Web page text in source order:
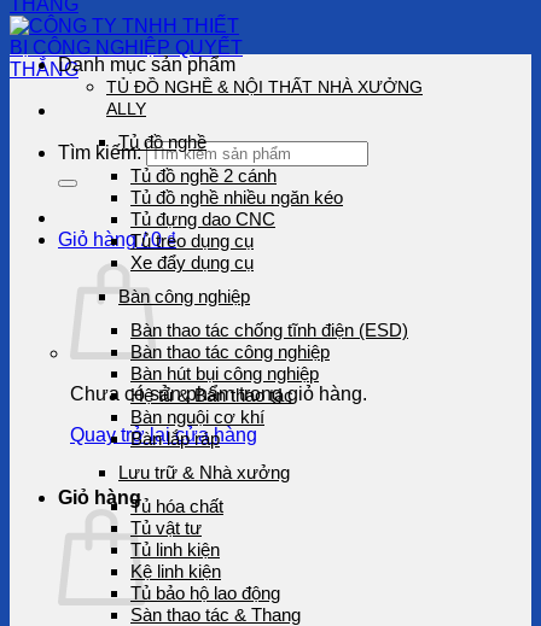
Tìm kiếm:
Giỏ hàng /0₫
Chưa có sản phẩm trong giỏ hàng.
Quay trở lại cửa hàng
Giỏ hàng
Danh mục sản phẩm
TỦ ĐỒ NGHỀ & NỘI THẤT NHÀ XƯỞNG
ALLY
Tủ đồ nghề
Tủ đồ nghề 2 cánh
Tủ đồ nghề nhiều ngăn kéo
Tủ đựng dao CNC
Tủ treo dụng cụ
Xe đẩy dụng cụ
Bàn công nghiệp
Bàn thao tác chống tĩnh điện (ESD)
Bàn thao tác công nghiệp
Bàn hút bụi công nghiệp
Hệ tủ & Bàn thao tác
Bàn nguội cơ khí
Bàn lắp ráp
Lưu trữ & Nhà xưởng
Tủ hóa chất
Tủ vật tư
Tủ linh kiện
Kệ linh kiện
Tủ bảo hộ lao động
Sàn thao tác & Thang